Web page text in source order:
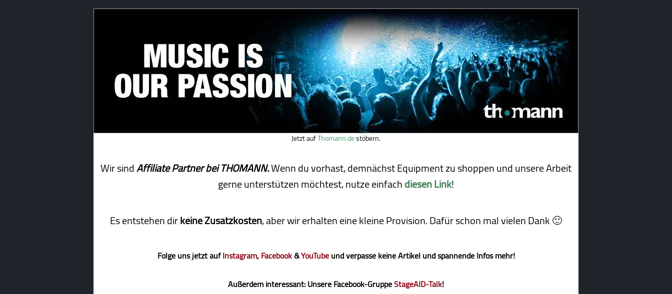
Jetzt aufThomann.destöbern.
Wir sindAffiliate Partner bei THOMANN.Wenn du vorhast, demnächst Equipment zu shoppen und unsere Arbeit
gerne unterstützen möchtest, nutze einfachdiesen Link!
Es entstehen dirkeine Zusatzkosten, aber wir erhalten eine kleine Pro­vi­sion. Dafür schon mal vielen Dank 🙂
Folge uns jetzt aufInstagram,Facebook&YouTubeund verpasse keine Artikel und spannende Infos mehr!
Außerdem interessant: Unsere Facebook-GruppeStageAID-Talk!